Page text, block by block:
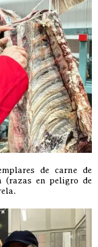
de carne de
(razas en peligro de